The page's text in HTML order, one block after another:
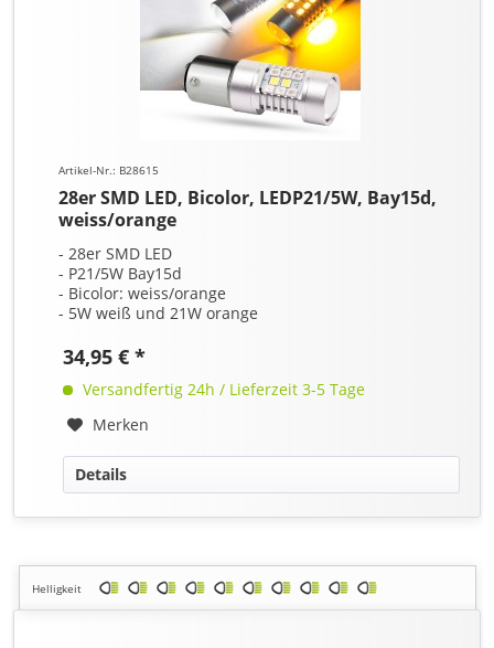
Artikel-Nr.: B28615
28er SMD LED, Bicolor, LEDP21/5W, Bay15d,
weiss/orange
- 28er SMD LED
- P21/5W Bay15d
- Bicolor: weiss/orange
- 5W weiß und 21W orange
34,95 € *
Versandfertig 24h / Lieferzeit 3-5 Tage
Merken
Details
Helligkeit